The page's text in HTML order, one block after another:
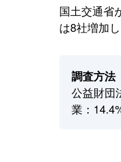
国土交通省
は8社増加し
調査方法
公益財団
業：